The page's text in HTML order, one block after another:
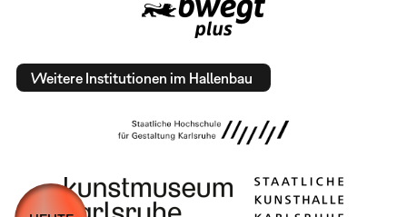
Weitere Institutionen im Hallenbau